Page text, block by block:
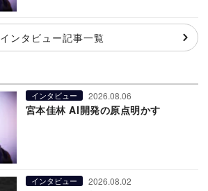
インタビュー記事一覧
インタビュー 2026.08.06
宮本佳林 AI開発の原点明かす
インタビュー 2026.08.02